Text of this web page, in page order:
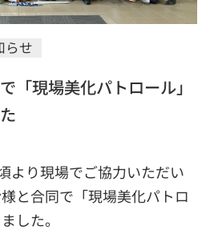
らせ
「現場美化パトロール」
より現場でご協力いただい
と合同で「現場美化パトロ
した。